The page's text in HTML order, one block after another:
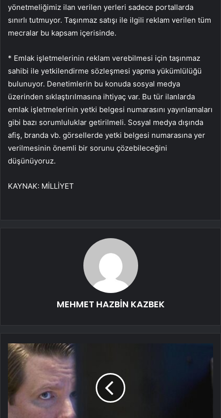
yönetmeliğimiz ilan verilen yerleri sadece portallarda
sınırlı tutmuyor. Taşınmaz satışı ile ilgili reklam verilen tüm
mecralar bu kapsam içerisinde.
* Emlak işletmelerinin reklam verebilmesi için taşınmaz
sahibi ile yetkilendirme sözleşmesi yapma yükümlülüğü
bulunuyor. Denetimlerin bu konuda sosyal medya
üzerinden sıklaştırılmasına ihtiyaç var. Bu tür ilanlarda
emlak işletmelerinin yetki belgesi numarasını yayınlamaları
gibi bazı sorumluluklar getirilmeli. Sosyal medya dışında
afiş, branda vb. görsellerde yetki belgesi numarasına yer
verilmesinin önemli bir sorunu çözebileceğini
düşünüyoruz.
KAYNAK: MİLLİYET
MEHMET HAZBİN KAZBEK